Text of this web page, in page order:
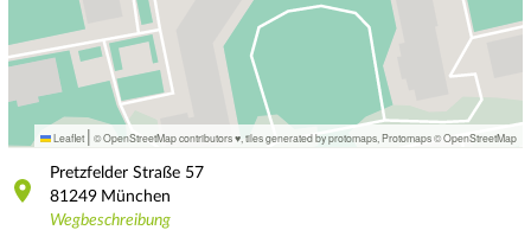
Leaflet | © OpenStreetMap contributors ♥, tiles generated by protomaps Protomaps©OpenStreetMap
Pretzfelder Straße 57
81249 München
Wegbeschreibung